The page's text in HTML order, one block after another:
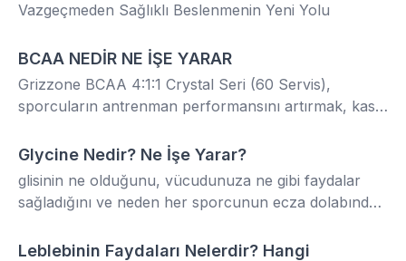
Vazgeçmeden Sağlıklı Beslenmenin Yeni Yolu
Aminoasit
BCAA NEDİR NE İŞE YARAR
Grizzone BCAA 4:1:1 Crystal Seri (60 Servis),
sporcuların antrenman performansını artırmak, kas
hızlandırmak için formüle edilmiş bir amino asit
takviyesidir
Aminoasit
Glycine Nedir? Ne İşe Yarar?
glisinin ne olduğunu, vücudunuza ne gibi faydalar
sağladığını ve neden her sporcunun ecza dolabında
GENEL
Leblebinin Faydaları Nelerdir? Hangi